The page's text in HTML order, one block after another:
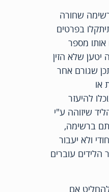
שחורה
בפרטים
אותו מספר
יטען שלא הזין
שגורם אחר
או
להיעזר
שיזוהה ע"י
ברשימה,
ולא יעבור
עוברים
אם